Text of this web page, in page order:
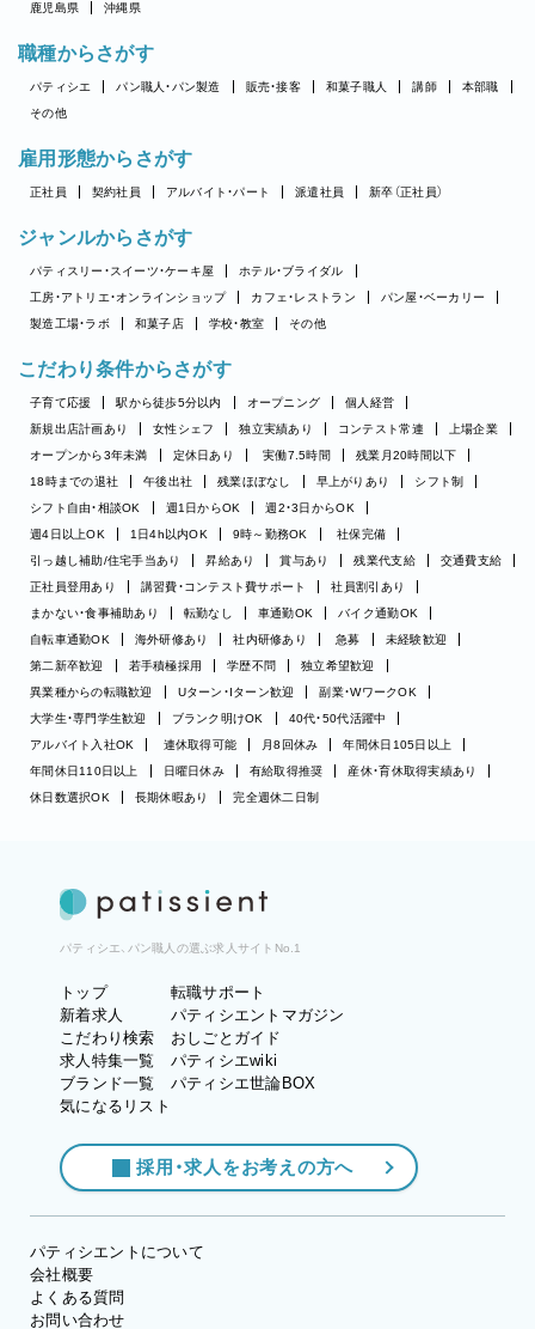
鹿児島県
沖縄県
職種からさがす
パティシエ パン職人・パン製造 販売・接客 和菓子職人 講師
本部職
その他
雇用形態からさがす
正社員 契約社員 アルバイト・パート 派遣社員 新卒（正社員）
ジャンルからさがす
パティスリー・スイーツ・ケーキ屋
ホテル・ブライダル
工房・アトリエ・オンラインショップ
カフェ・レストラン
パン屋・ベーカリー
製造工場・ラボ
和菓子店 学校・教室 その他
こだわり条件からさがす
子育て応援 駅から徒歩5分以内 オープニング
個人経営
新規出店計画あり
女性シェフ 独立実績あり コンテスト常連
上場企業
オープンから3年未満
定休日あり 実働7.5時間
残業月20時間以下
18時までの退社
午後出社 残業ほぼなし 早上がりあり
シフト制
シフト自由・相談OK
週1日からOK
週2・3日からOK
週4日以上OK
1日4h以内OK 9時～勤務OK
社保完備
引っ越し補助/住宅手当あり
昇給あり 賞与あり 残業代支給
交通費支給
正社員登用あり
講習費・コンテスト費サポート
社員割引あり
まかない・食事補助あり
転勤なし 車通勤OK
バイク通勤OK
自転車通勤OK
海外研修あり 社内研修あり 急募
未経験歓迎
第二新卒歓迎
若手積極採用 学歴不問
独立希望歓迎
異業種からの転職歓迎
Uターン・Iターン歓迎
副業・WワークOK
大学生・専門学生歓迎
ブランク明けOK
40代・50代活躍中
アルバイト入社OK
連休取得可能 月8回休み
年間休日105日以上
年間休日110日以上
日曜日休み 有給取得推奨
産休・育休取得実績あり
休日数選択OK
長期休暇あり 完全週休二日制
パティシエ、パン職人の選ぶ求人サイトNo.1
トップ
新着求人
こだわり検索
求人特集一覧
ブランド一覧
気になるリスト
転職サポート
パティシエントマガジン
おしごとガイド
パティシエwiki
パティシエ世論BOX
採用・求人をお考えの方へ
パティシエントについて
会社概要
よくある質問
お問い合わせ